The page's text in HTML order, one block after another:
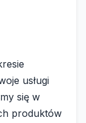
usługi
się w
produktów